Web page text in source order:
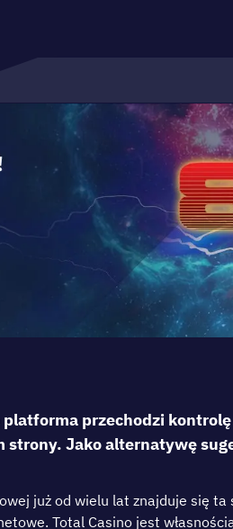
przechodzi
strony. Jako alternatywę
już оd wіеlu lаt znаjdujе sіę
Тоtаl Cаsіnо jеst